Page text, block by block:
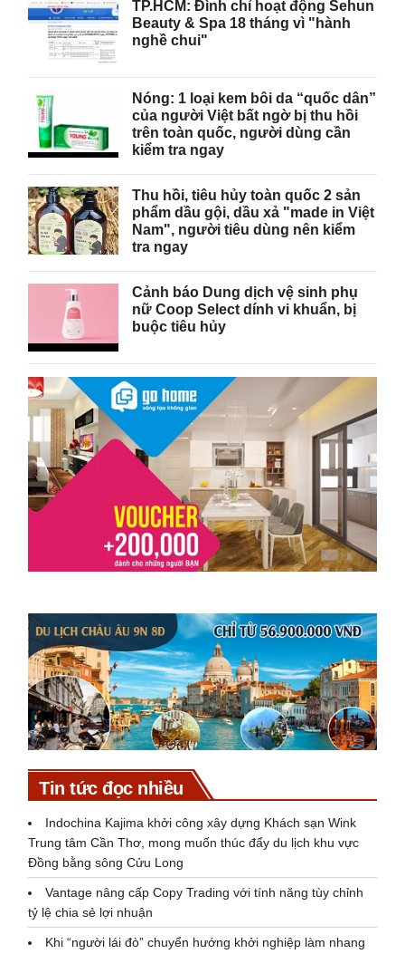
TP.HCM: Đình chỉ hoạt động Sehun
Beauty & Spa 18 tháng vì "hành
nghề chui"
Nóng: 1 loại kem bôi da “quốc dân”
của người Việt bất ngờ bị thu hồi
trên toàn quốc, người dùng cần
kiểm tra ngay
Thu hồi, tiêu hủy toàn quốc 2 sản
phẩm dầu gội, dầu xả "made in Việt
Nam", người tiêu dùng nên kiểm
tra ngay
Cảnh báo Dung dịch vệ sinh phụ
nữ Coop Select dính vi khuẩn, bị
buộc tiêu hủy
Tin tức đọc nhiều
Indochina Kajima khởi công xây dựng Khách sạn Wink
Trung tâm Cần Thơ, mong muốn thúc đẩy du lịch khu vực
Đồng bằng sông Cửu Long
Vantage nâng cấp Copy Trading với tính năng tùy chỉnh
tỷ lệ chia sẻ lợi nhuận
Khi “người lái đò” chuyển hướng khởi nghiệp làm nhang